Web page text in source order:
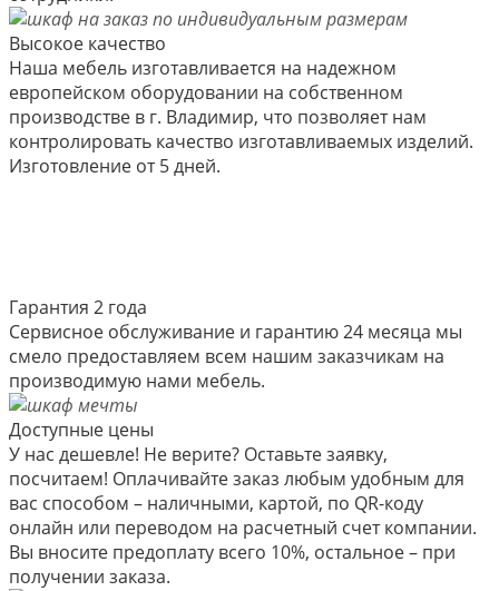
Высокое качество
Наша мебель изготавливается на надежном
европейском оборудовании на собственном
производстве в г. Владимир, что позволяет нам
контролировать качество изготавливаемых изделий.
Изготовление от 5 дней.
Гарантия 2 года
Сервисное обслуживание и гарантию 24 месяца мы
смело предоставляем всем нашим заказчикам на
производимую нами мебель.
Доступные цены
У нас дешевле! Не верите? Оставьте заявку,
посчитаем! Оплачивайте заказ любым удобным для
вас способом – наличными, картой, по QR-коду
онлайн или переводом на расчетный счет компании.
Вы вносите предоплату всего 10%, остальное – при
получении заказа.